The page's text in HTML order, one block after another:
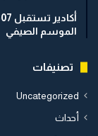
الموسم الصيفي
تصنيفات
Uncategorized
أحداث